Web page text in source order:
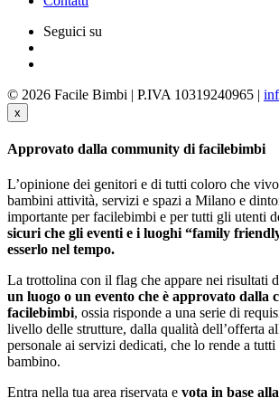
Seguici su
© 2026 Facile Bimbi | P.IVA 10319240965 |
x
Approvato dalla community di facilebimbi
L’opinione dei genitori e di tutti coloro che
bambini attività, servizi e spazi a Milano e
importante per facilebimbi e per tutti gli utenti
sicuri che gli eventi e i luoghi “family
esserlo nel tempo.
La trottolina con il flag che appare nei risultati
un luogo o un evento che è approvato dalla
facilebimbi, ossia risponde a una serie di
livello delle strutture, dalla qualità dell’offerta
personale ai servizi dedicati, che lo rende a
bambino.
Entra nella tua area riservata e vota in base